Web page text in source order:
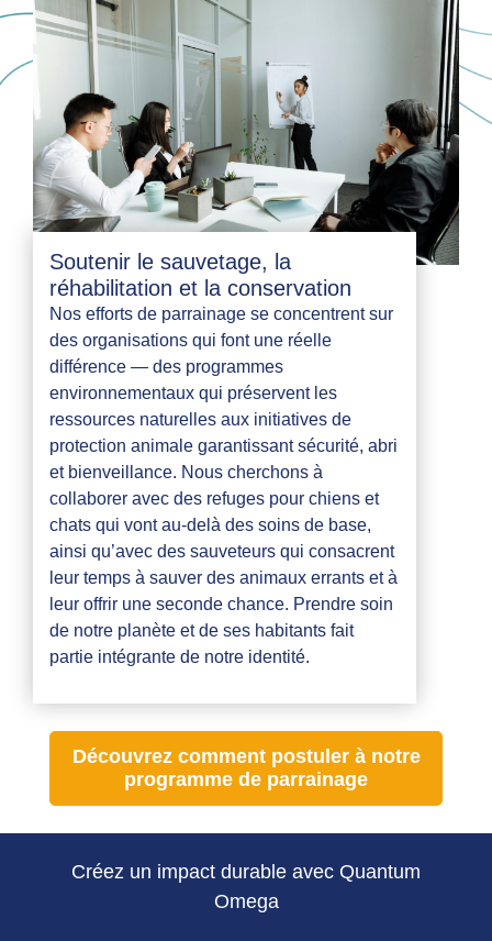
Soutenir le sauvetage, la
réhabilitation et la conservation
Nos efforts de parrainage se concentrent sur
des organisations qui font une réelle
différence — des programmes
environnementaux qui préservent les
ressources naturelles aux initiatives de
protection animale garantissant sécurité, abri
et bienveillance. Nous cherchons à
collaborer avec des refuges pour chiens et
chats qui vont au-delà des soins de base,
ainsi qu’avec des sauveteurs qui consacrent
leur temps à sauver des animaux errants et à
leur offrir une seconde chance. Prendre soin
de notre planète et de ses habitants fait
partie intégrante de notre identité.
Découvrez comment postuler à notre
programme de parrainage
Créez un impact durable avec Quantum
Omega